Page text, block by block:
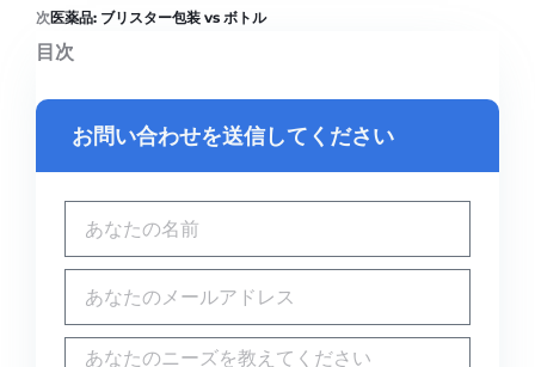
次医薬品: ブリスター包装 vs ボトル
目次
お問い合わせを送信してください